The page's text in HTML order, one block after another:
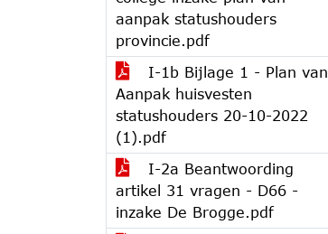
aanpak statushouders
provincie.pdf
I-1b Bijlage 1 - Plan van
Aanpak huisvesten
statushouders 20-10-2022
(1).pdf
I-2a Beantwoording
artikel 31 vragen - D66 -
inzake De Brogge.pdf